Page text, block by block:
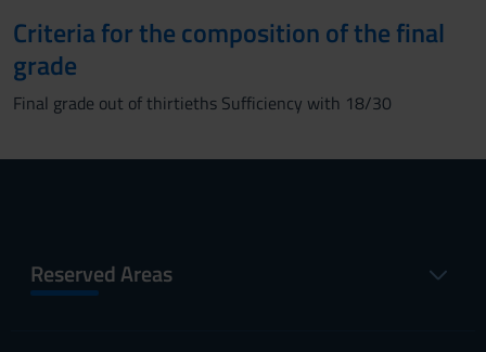
Criteria for the composition of the final
grade
Final grade out of thirtieths Sufficiency with 18/30
Reserved Areas